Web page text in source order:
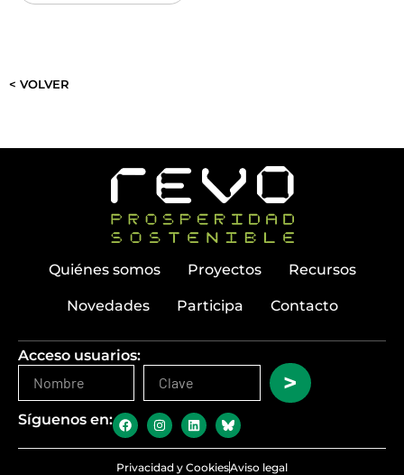
< VOLVER
Quiénes somos Proyectos Recursos
Novedades Participa Contacto
Acceso usuarios:
>
Síguenos en:
Privacidad y CookiesAviso legal